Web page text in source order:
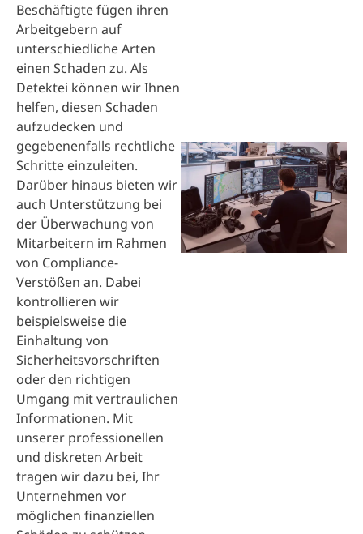
Beschäftigte fügen ihren
Arbeitgebern auf
unterschiedliche Arten
einen Schaden zu. Als
Detektei können wir Ihnen
helfen, diesen Schaden
aufzudecken und
gegebenenfalls rechtliche
Schritte einzuleiten.
Darüber hinaus bieten wir
auch Unterstützung bei
der Überwachung von
Mitarbeitern im Rahmen
von Compliance-
Verstößen an. Dabei
kontrollieren wir
beispielsweise die
Einhaltung von
Sicherheitsvorschriften
oder den richtigen
Umgang mit vertraulichen
Informationen. Mit
unserer professionellen
und diskreten Arbeit
tragen wir dazu bei, Ihr
Unternehmen vor
möglichen finanziellen